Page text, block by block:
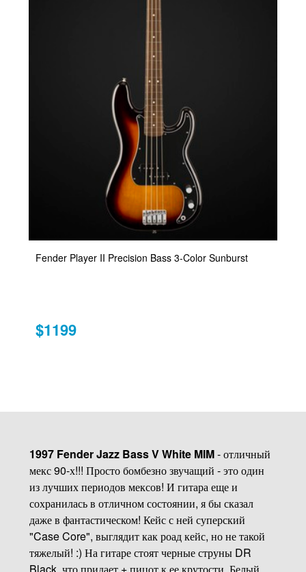
Fender Player II Precision Bass 3-Color Sunburst
$1199
1997 Fender Jazz Bass V White MIM- отличный
мекс 90-х!!! Просто бомбезно звучащий - это один
из лучших периодов мексов! И гитара еще и
сохранилась в отличном состоянии, я бы сказал
даже в фантастическом! Кейс с ней суперский
"Case Core", выглядит как роад кейс, но не такой
тяжелый! :) На гитаре стоят черные струны DR
Black, что придает + пицот к ее крутости. Белый